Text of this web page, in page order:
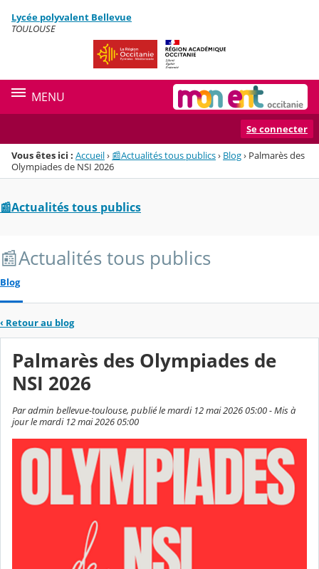
Menu de la rubrique
Contenu
Lycée polyvalent Bellevue
TOULOUSE
MENU
Se connecter
Vous êtes ici : Accueil› 📰Actualités tous publics› Blog› Palmarès des
Olympiades de NSI 2026
📰Actualités tous publics
📰Actualités tous publics
Blog
‹ Retour au blog
Palmarès des Olympiades de
NSI 2026
Par admin bellevue-toulouse, publié le mardi 12 mai 2026 05:00 - Mis à
jour le mardi 12 mai 2026 05:00